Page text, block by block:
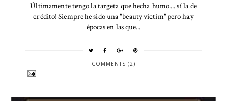
Últimamente tengo la targeta que hecha humo.... sí la de
crédito! Siempre he sido una "beauty victim" pero hay
épocas en las que...
COMMENTS (2)